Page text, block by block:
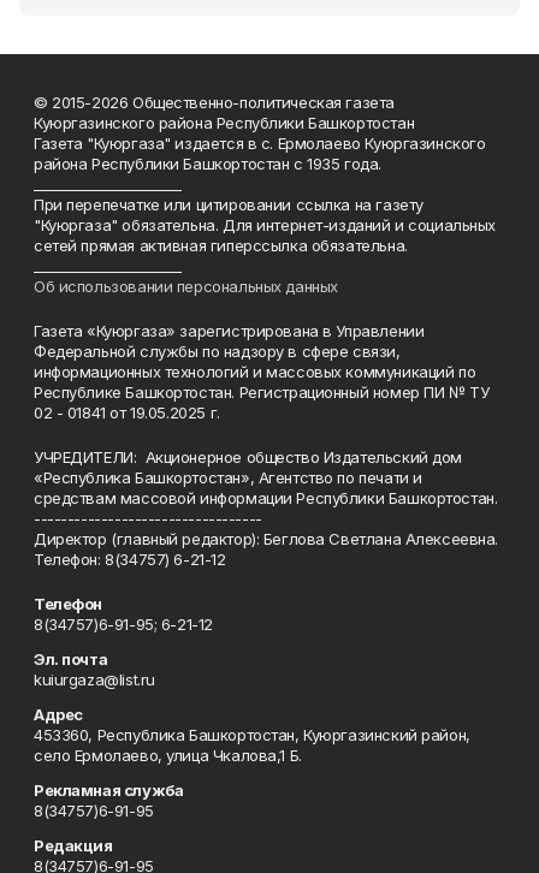
© 2015-2026 Общественно-политическая газета
Куюргазинского района Республики Башкортостан
Газета "Куюргаза" издается в с. Ермолаево Куюргазинского
района Республики Башкортостан с 1935 года.
При перепечатке или цитировании ссылка на газету
"Куюргаза" обязательна. Для интернет-изданий и социальных
сетей прямая активная гиперссылка обязательна.
Об использовании персональных данных
Газета «Куюргаза» зарегистрирована в Управлении
Федеральной службы по надзору в сфере связи,
информационных технологий и массовых коммуникаций по
Республике Башкортостан. Регистрационный номер ПИ № ТУ
02 - 01841 от 19.05.2025 г.
УЧРЕДИТЕЛИ: Акционерное общество Издательский дом
«Республика Башкортостан», Агентство по печати и
средствам массовой информации Республики Башкортостан.
----------------------------------
Директор (главный редактор): Беглова Светлана Алексеевна.
Телефон: 8(34757) 6-21-12
Телефон
8(34757)6-91-95; 6-21-12
Эл. почта
kuiurgaza@list.ru
Адрес
453360, Республика Башкортостан, Куюргазинский район,
село Ермолаево, улица Чкалова,1 Б.
Рекламная служба
8(34757)6-91-95
Редакция
8(34757)6-91-95